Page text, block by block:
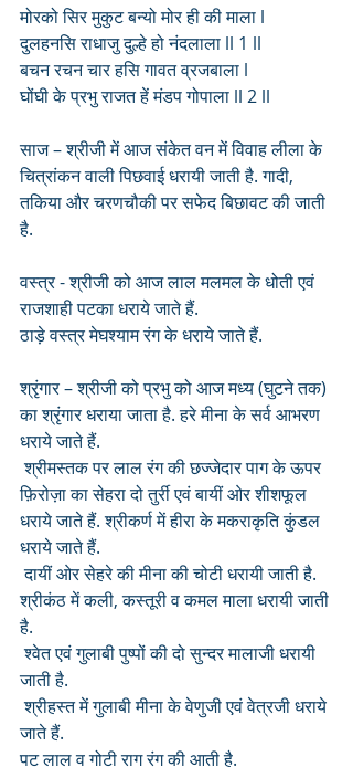
मोरको सिर मुकुट बन्यो मोर ही की माला l
दुलहनसि राधाजु दुल्हे हो नंदलाला ll 1 ll
बचन रचन चार हसि गावत व्रजबाला l
घोंघी के प्रभु राजत हें मंडप गोपाला ll 2 ll
साज – श्रीजी में आज संकेत वन में विवाह लीला के
चित्रांकन वाली पिछवाई धरायी जाती है. गादी,
तकिया और चरणचौकी पर सफेद बिछावट की जाती
है.
वस्त्र - श्रीजी को आज लाल मलमल के धोती एवं
राजशाही पटका धराये जाते हैं.
ठाड़े वस्त्र मेघश्याम रंग के धराये जाते हैं.
श्रृंगार – श्रीजी को प्रभु को आज मध्य (घुटने तक)
का श्रृंगार धराया जाता है. हरे मीना के सर्व आभरण
धराये जाते हैं.
श्रीमस्तक पर लाल रंग की छज्जेदार पाग के ऊपर
फ़िरोज़ा का सेहरा दो तुर्री एवं बायीं ओर शीशफूल
धराये जाते हैं. श्रीकर्ण में हीरा के मकराकृति कुंडल
धराये जाते हैं.
दायीं ओर सेहरे की मीना की चोटी धरायी जाती है.
श्रीकंठ में कली, कस्तूरी व कमल माला धरायी जाती
है.
श्वेत एवं गुलाबी पुष्पों की दो सुन्दर मालाजी धरायी
जाती है.
श्रीहस्त में गुलाबी मीना के वेणुजी एवं वेत्रजी धराये
जाते हैं.
पट लाल व गोटी राग रंग की आती है.